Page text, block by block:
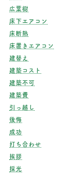
広葉樹
床下エアコン
床断熱
床置きエアコン
建替え
建築コスト
建築不可
建築費
引っ越し
後悔
成功
打ち合わせ
挨拶
採光